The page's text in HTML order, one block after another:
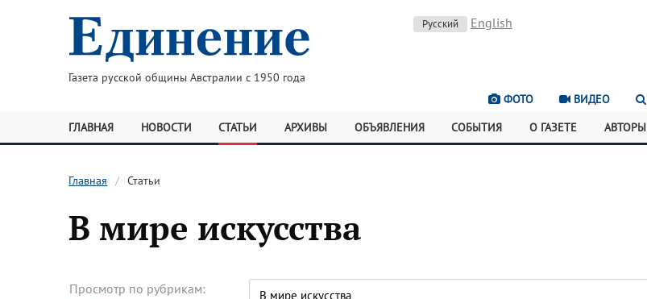
Газета русской общины Австралии с 1950 года
Русский English
ФОТО ВИДЕО
ГЛАВНАЯ НОВОСТИ СТАТЬИ АРХИВЫ ОБЪЯВЛЕНИЯ СОБЫТИЯ О ГАЗЕТЕ АВТОРЫ
Главная Статьи
В мире искусства
Просмотр по рубрикам: